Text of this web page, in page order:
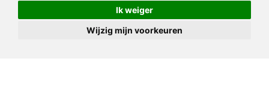
Ik weiger
Wijzig mijn voorkeuren